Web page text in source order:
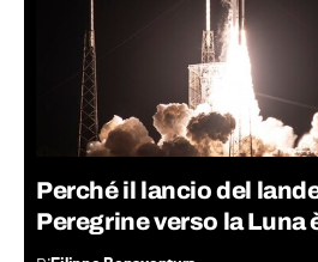
Perché il lancio del
Peregrine verso la Luna